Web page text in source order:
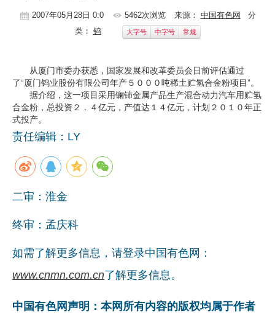
有色市场
地矿 建设
党建工作
企业文化
《资源再生》杂志
行情报价
数字报
2007年05月28日 0:0 5462次浏览 来源： 中国有色网 分
类： 钨 大字号 中字号 常规
从厦门市委办获悉，国家发展和改革委员会日前评估通过
了“厦门钨业股份有限公司年产５０００吨稀土贮氢合金粉项目”。
据介绍，这一项目采用镧铈金属产品生产混合动力汽车用贮氢
合金粉，总投资２．４亿元，产值达１４亿元，计划２０１０年正
式投产。
责任编辑：LY
二审：淮金
终审：孟庆科
如需了解更多信息，请登录中国有色网：
www.cnmn.com.cn了解更多信息。
中国有色网声明：本网所有内容的版权均属于作者